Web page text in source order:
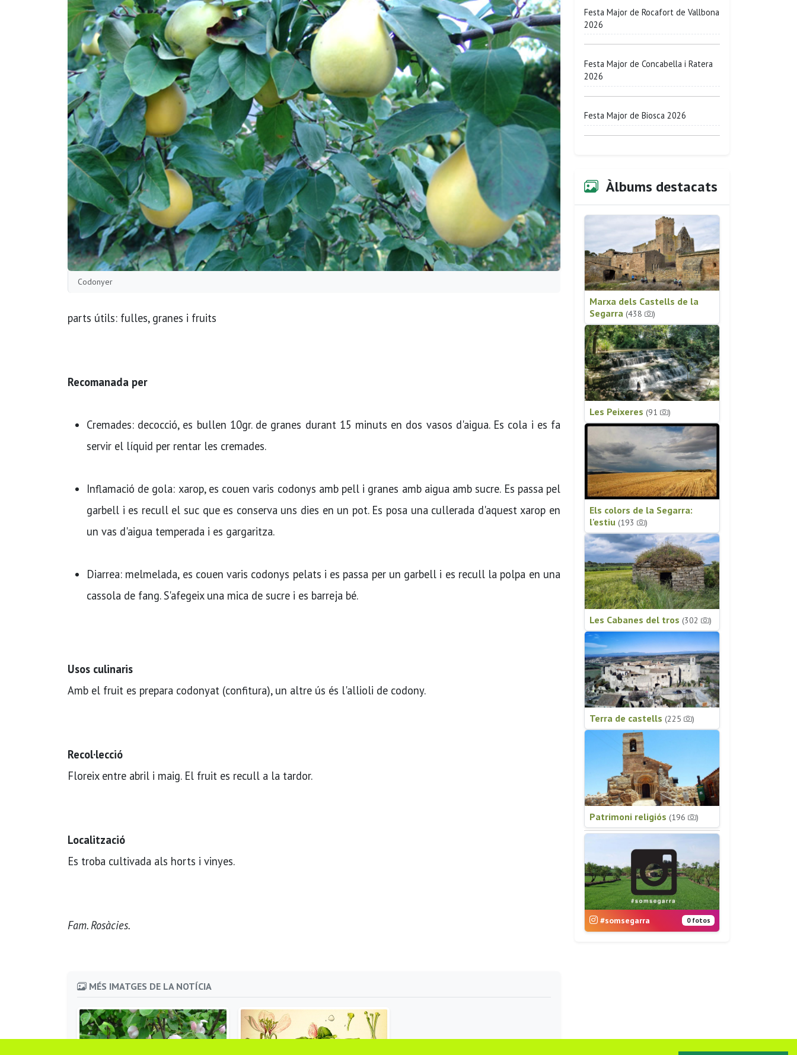
Codonyer
parts útils: fulles, granes i fruits
Recomanada per
Cremades: decocció, es bullen 10gr. de granes durant 15 minuts en dos vasos d'aigua. Es cola i es fa
servir el lí­quid per rentar les cremades.
Inflamació de gola: xarop, es couen varis codonys amb pell i granes amb aigua amb sucre. Es passa pel
garbell i es recull el suc que es conserva uns dies en un pot. Es posa una cullerada d'aquest xarop en
un vas d'aigua temperada i es gargaritza.
Diarrea: melmelada, es couen varis codonys pelats i es passa per un garbell i es recull la polpa en una
cassola de fang. S'afegeix una mica de sucre i es barreja bé.
Usos culinaris
Amb el fruit es prepara codonyat (confitura), un altre ús és l'allioli de codony.
Recol·lecció
Floreix entre abril i maig. El fruit es recull a la tardor.
Localització
Es troba cultivada als horts i vinyes.
Fam. Rosàcies.
MÉS IMATGES DE LA NOTÍCIA
Festa Major de Rocafort de Vallbona
2026
Festa Major de Concabella i Ratera
2026
Festa Major de Biosca 2026
Àlbums destacats
Marxa dels Castells de la
Segarra (438 )
Les Peixeres (91 )
Els colors de la Segarra:
l'estiu (193 )
Les Cabanes del tros (302 )
Terra de castells (225 )
Patrimoni religiós (196 )
#somsegarra 0 fotos